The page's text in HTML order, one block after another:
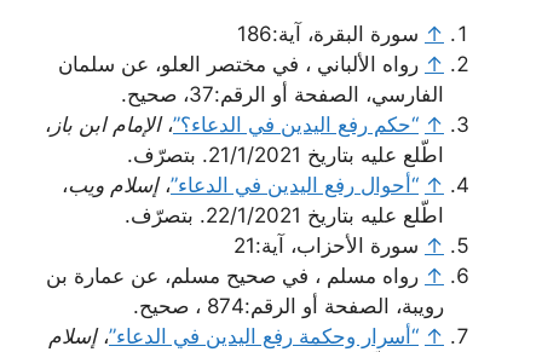
↑ سورة البقرة، آية:186
↑ رواه الألباني ، في مختصر العلو، عن سلمان
الفارسي، الصفحة أو الرقم:37، صحيح.
↑ “حكم رفع اليدين في الدعاء؟”،الإمام ابن باز ،
اطّلع عليه بتاريخ 21/1/2021. بتصرّف.
↑ “أحوال رفع اليدين في الدعاء”،إسلام ويب،
اطّلع عليه بتاريخ 22/1/2021. بتصرّف.
↑ سورة الأحزاب، آية:21
↑ رواه مسلم ، في صحيح مسلم، عن عمارة بن
رويبة، الصفحة أو الرقم:874 ، صحيح.
↑ “أسرار وحكمة رفع اليدين في الدعاء”،إسلام